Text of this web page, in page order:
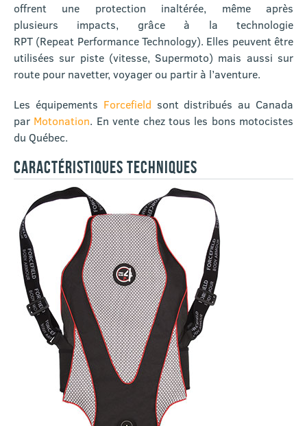
offrent une protection inaltérée, même après
plusieurs impacts, grâce à la technologie
RPT (Repeat Performance Technology). Elles peuvent être
utilisées sur piste (vitesse, Supermoto) mais aussi sur
route pour navetter, voyager ou partir à l’aventure.
Les équipements Forcefield sont distribués au Canada
par Motonation. En vente chez tous les bons motocistes
du Québec.
CARACTÉRISTIQUES TECHNIQUES